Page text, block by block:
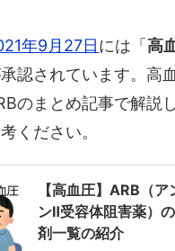
年9月27日には「高
認されています。高
のまとめ記事で解説
ください。
【高血圧】ARB（
ンⅡ受容体阻害薬）
剤一覧の紹介